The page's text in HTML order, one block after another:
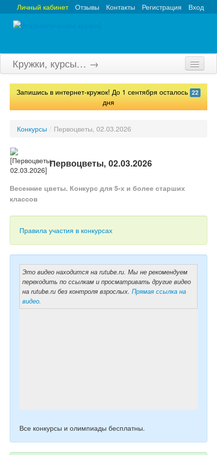
Вход
Регистрация
Контакты
Отзывы
Личный кабинет
Кружки, курсы… →
Главная
Турниры
Вебинары
Тесты
Игры
Учитель
Запишись в интернет-кружок! До 1 сентября осталось 22
дня
Конкурсы / Первоцветы, 02.03.2026
Первоцветы, 02.03.2026
Весенние цветы. Конкурс для 5-х и более старших
классов
Правила участия в конкурсах
Это видео находится на rutube.ru. Мы не рекомендуем
переходить по ссылкам и просматривать другие видео
на rutube.ru без контроля взрослых. Прямая ссылка на
видео.
Все конкурсы и олимпиады бесплатны.